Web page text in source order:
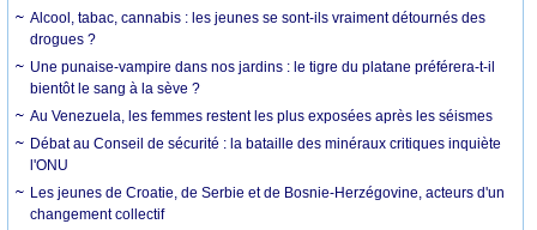
Alcool, tabac, cannabis : les jeunes se sont-ils vraiment détournés des
drogues ?
Une punaise-vampire dans nos jardins : le tigre du platane préférera-t-il
bientôt le sang à la sève ?
Au Venezuela, les femmes restent les plus exposées après les séismes
Débat au Conseil de sécurité : la bataille des minéraux critiques inquiète
l'ONU
Les jeunes de Croatie, de Serbie et de Bosnie-Herzégovine, acteurs d'un
changement collectif